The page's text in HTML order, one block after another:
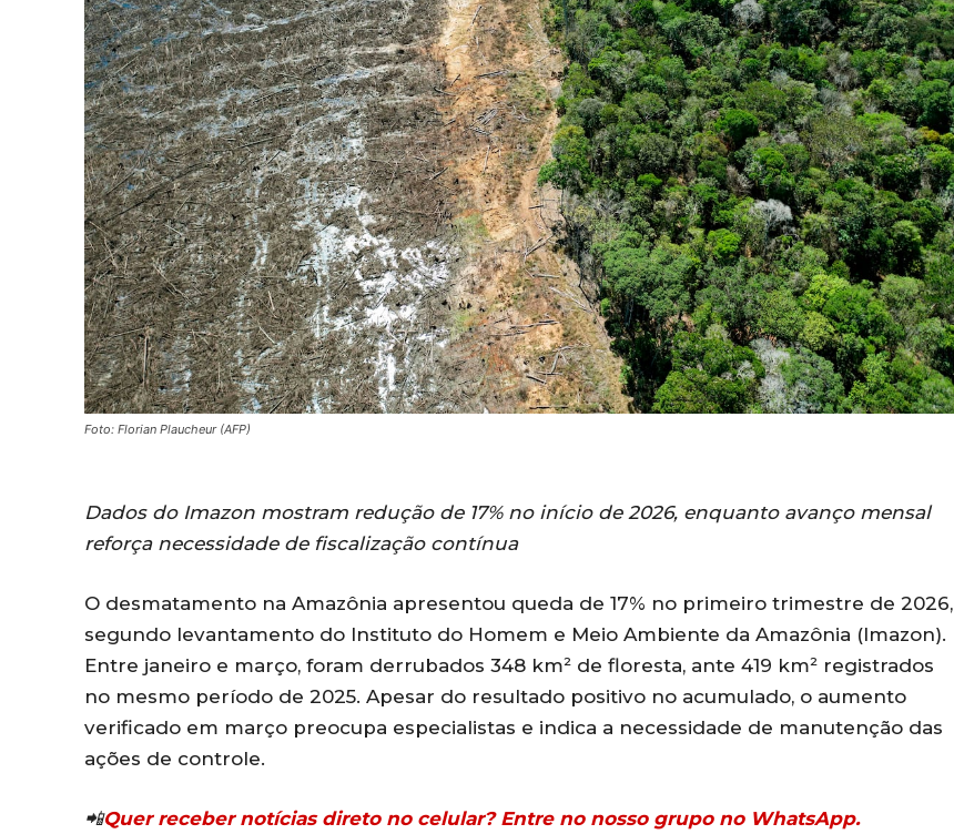
Foto: Florian Plaucheur (AFP)
Dados do Imazon mostram redução de 17% no início de 2026, enquanto avanço mensal
reforça necessidade de fiscalização contínua
O desmatamento na Amazônia apresentou queda de 17% no primeiro trimestre de 2026,
segundo levantamento do Instituto do Homem e Meio Ambiente da Amazônia (Imazon).
Entre janeiro e março, foram derrubados 348 km² de floresta, ante 419 km² registrados
no mesmo período de 2025. Apesar do resultado positivo no acumulado, o aumento
verificado em março preocupa especialistas e indica a necessidade de manutenção das
ações de controle.
📲Quer receber notícias direto no celular? Entre no nosso grupo no WhatsApp.